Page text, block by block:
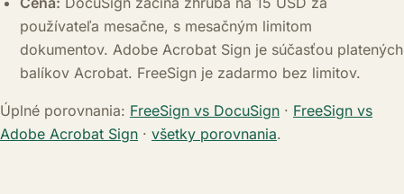
používateľa mesačne, s mesačným limitom
dokumentov. Adobe Acrobat Sign je súčasťou platených
balíkov Acrobat. FreeSign je zadarmo bez limitov.
Úplné porovnania: FreeSign vs DocuSign · FreeSign vs
Adobe Acrobat Sign · všetky porovnania.